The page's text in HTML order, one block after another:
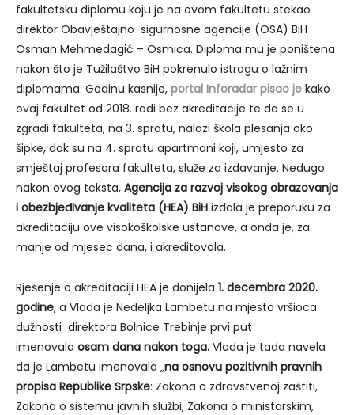
fakultetsku diplomu koju je na ovom fakultetu stekao
direktor Obavještajno-sigurnosne agencije (OSA) BiH
Osman Mehmedagić – Osmica. Diploma mu je poništena
nakon što je Tužilaštvo BiH pokrenulo istragu o lažnim
diplomama. Godinu kasnije, portal Inforadar pisao je kako
ovaj fakultet od 2018. radi bez akreditacije te da se u
zgradi fakulteta, na 3. spratu, nalazi škola plesanja oko
šipke, dok su na 4. spratu apartmani koji, umjesto za
smještaj profesora fakulteta, služe za izdavanje. Nedugo
nakon ovog teksta, Agencija za razvoj visokog obrazovanja
i obezbjeđivanje kvaliteta (HEA) BiH izdala je preporuku za
akreditaciju ove visokoškolske ustanove, a onda je, za
manje od mjesec dana, i akreditovala.
Rješenje o akreditaciji HEA je donijela 1. decembra 2020.
godine, a Vlada je Nedeljka Lambetu na mjesto vršioca
dužnosti direktora Bolnice Trebinje prvi put
imenovala osam dana nakon toga. Vlada je tada navela
da je Lambetu imenovala „na osnovu pozitivnih pravnih
propisa Republike Srpske: Zakona o zdravstvenoj zaštiti,
Zakona o sistemu javnih službi, Zakona o ministarskim,